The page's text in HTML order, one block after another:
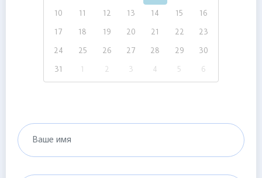
10 11 12 13 14 15 16
17 18 19 20 21 22 23
24 25 26 27 28 29 30
31 1 2 3 4 5 6
Ваше имя